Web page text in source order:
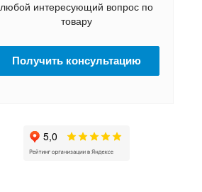
любой интересующий вопрос по
товару
Получить консультацию